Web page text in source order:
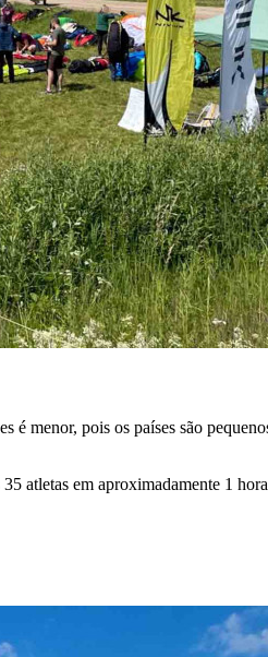
menor, pois os países são
atletas em aproximadamente 1